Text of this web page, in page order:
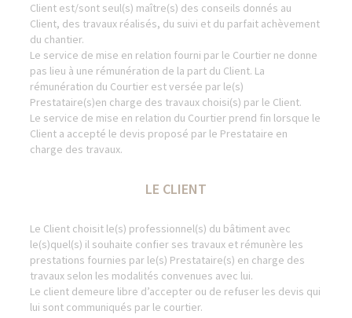
Client est/sont seul(s) maître(s) des conseils donnés au
Client, des travaux réalisés, du suivi et du parfait achèvement
du chantier.
Le service de mise en relation fourni par le Courtier ne donne
pas lieu à une rémunération de la part du Client. La
rémunération du Courtier est versée par le(s)
Prestataire(s)en charge des travaux choisi(s) par le Client.
Le service de mise en relation du Courtier prend fin lorsque le
Client a accepté le devis proposé par le Prestataire en
charge des travaux.
LE CLIENT
Le Client choisit le(s) professionnel(s) du bâtiment avec
le(s)quel(s) il souhaite confier ses travaux et rémunère les
prestations fournies par le(s) Prestataire(s) en charge des
travaux selon les modalités convenues avec lui.
Le client demeure libre d’accepter ou de refuser les devis qui
lui sont communiqués par le courtier.